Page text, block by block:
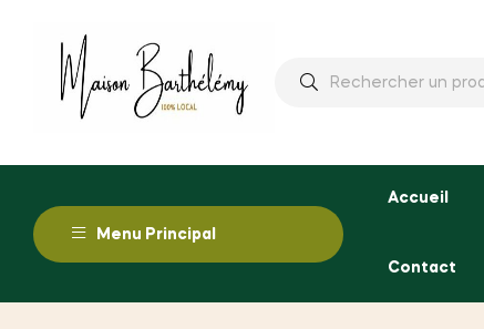
Rechercher
Menu Principal
Accueil
Contact